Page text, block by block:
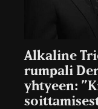
Alkaline
rumpali
yhtyeen: